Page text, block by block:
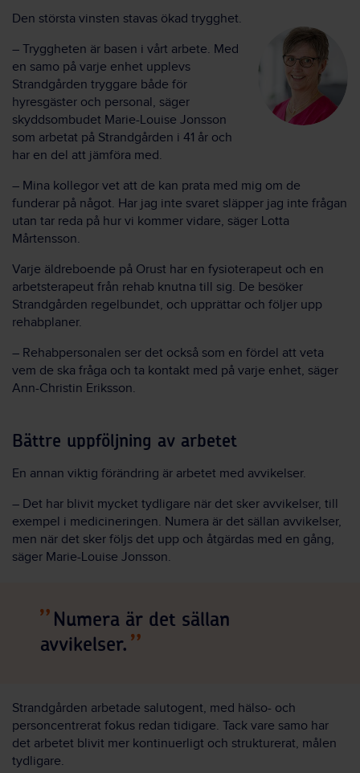
Den största vinsten stavas ökad trygghet.
– Tryggheten är basen i vårt arbete. Med
en samo på varje enhet upplevs
Strandgården tryggare både för
hyresgäster och personal, säger
skyddsombudet Marie-Louise Jonsson
som arbetat på Strandgården i 41 år och
har en del att jämföra med.
– Mina kollegor vet att de kan prata med mig om de
funderar på något. Har jag inte svaret släpper jag inte frågan
utan tar reda på hur vi kommer vidare, säger Lotta
Mårtensson.
Varje äldreboende på Orust har en fysioterapeut och en
arbetsterapeut från rehab knutna till sig. De besöker
Strandgården regelbundet, och upprättar och följer upp
rehabplaner.
– Rehabpersonalen ser det också som en fördel att veta
vem de ska fråga och ta kontakt med på varje enhet, säger
Ann-Christin Eriksson.
Bättre uppföljning av arbetet
En annan viktig förändring är arbetet med avvikelser.
– Det har blivit mycket tydligare när det sker avvikelser, till
exempel i medicineringen. Numera är det sällan avvikelser,
men när det sker följs det upp och åtgärdas med en gång,
säger Marie-Louise Jonsson.
Numera är det sällan
avvikelser.
Strandgården arbetade salutogent, med hälso- och
personcentrerat fokus redan tidigare. Tack vare samo har
det arbetet blivit mer kontinuerligt och strukturerat, målen
tydligare.